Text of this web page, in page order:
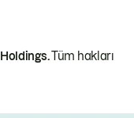
Tüm hakları